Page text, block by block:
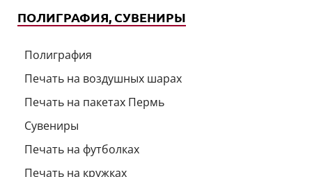
ПОЛИГРАФИЯ, СУВЕНИРЫ
Полиграфия
Печать на воздушных шарах
Печать на пакетах Пермь
Сувениры
Печать на футболках
Печать на кружках